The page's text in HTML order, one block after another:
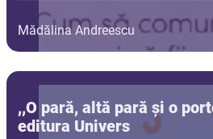
Mădălina Andreescu
,,O pară, altă pară și o
editura Univers